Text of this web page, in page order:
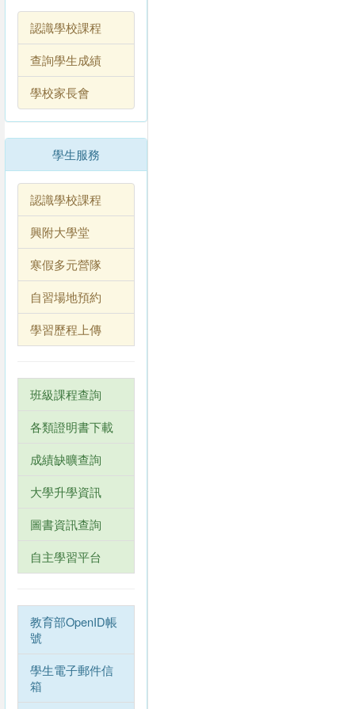
認識學校課程
查詢學生成績
學校家長會
學生服務
認識學校課程
興附大學堂
寒假多元營隊
自習場地預約
學習歷程上傳
班級課程查詢
各類證明書下載
成績缺曠查詢
大學升學資訊
圖書資訊查詢
自主學習平台
教育部OpenID帳
號
學生電子郵件信
箱